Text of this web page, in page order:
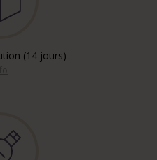
(14 jours)